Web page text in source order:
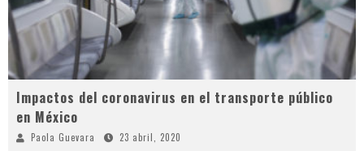
Impactos del coronavirus en el transporte público
en México
Paola Guevara
23 abril, 2020